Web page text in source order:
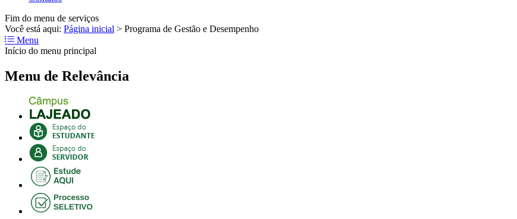
Fim do menu de serviços
Você está aqui: Página inicial > Programa de Gestão e Desempenho
Menu
Início do menu principal
Menu de Relevância